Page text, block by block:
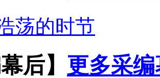
荡的时节
后】 更多采